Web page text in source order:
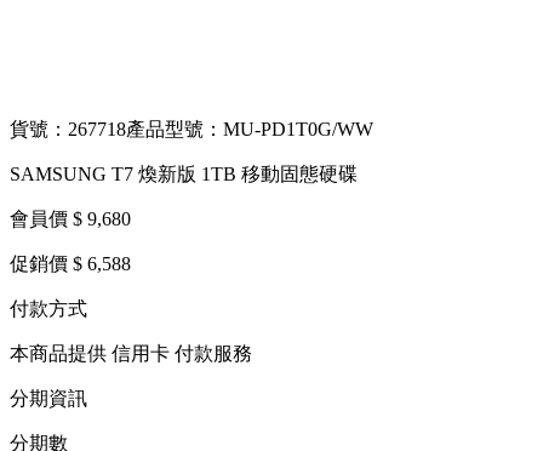
貨號：267718產品型號：MU-PD1T0G/WW
SAMSUNG T7 煥新版 1TB 移動固態硬碟
會員價 $ 9,680
促銷價 $ 6,588
付款方式
本商品提供 信用卡 付款服務
分期資訊
分期數